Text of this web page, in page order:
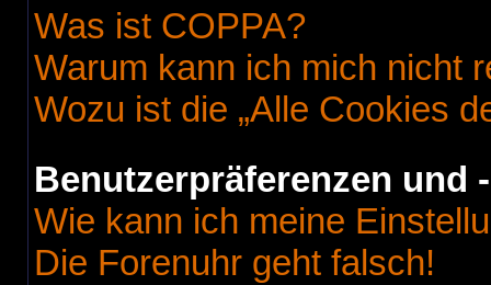
Was ist COPPA?
Warum kann ich mich nicht
Wozu ist die „Alle Cookies
Benutzerpräferenzen und
Wie kann ich meine
Die Forenuhr geht falsch!